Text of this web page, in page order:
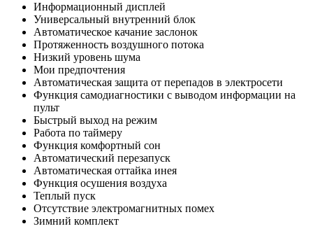
Информационный дисплей
Универсальный внутренний блок
Автоматическое качание заслонок
Протяженность воздушного потока
Низкий уровень шума
Мои предпочтения
Автоматическая защита от перепадов в электросети
Функция самодиагностики с выводом информации на
пульт
Быстрый выход на режим
Работа по таймеру
Функция комфортный сон
Автоматический перезапуск
Автоматическая оттайка инея
Функция осушения воздуха
Теплый пуск
Отсутствие электромагнитных помех
Зимний комплект